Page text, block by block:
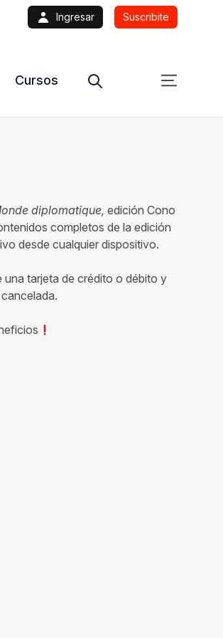
Ingresar Suscribite
Cursos
diplomatique, edición Cono
completos de la edición
desde cualquier dispositivo.
tarjeta de crédito o débito y